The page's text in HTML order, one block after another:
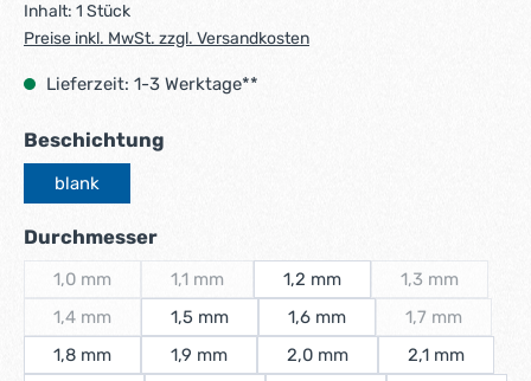
Inhalt: 1 Stück
Preise inkl. MwSt. zzgl. Versandkosten
Lieferzeit: 1-3 Werktage**
Beschichtung
blank
Durchmesserauswählen
1,0 mm
(Diese Option ist zurzeit nicht verfügbar.)
1,1 mm
(Diese Option ist zurzeit nicht verfügbar.)
1,2 mm 1,3 mm
1,4 mm
(Diese Option ist zurzeit nicht verfügbar.)
1,5 mm 1,6 mm 1,7 mm
1,8 mm 1,9 mm 2,0 mm
2,1 mm